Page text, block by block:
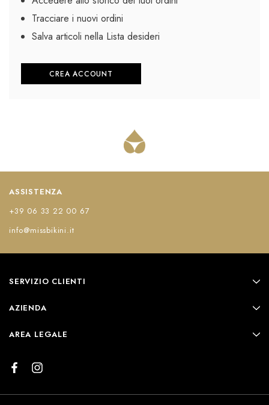
Tracciare i nuovi ordini
Salva articoli nella Lista desideri
CREA ACCOUNT
ASSISTENZA
+39 06 33 22 00 67
info@missbikini.it
SERVIZIO CLIENTI
AZIENDA
AREA LEGALE